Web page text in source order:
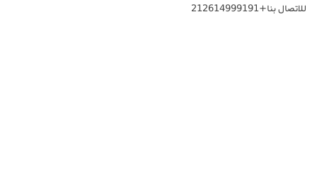
للاتصال بنا+212614999191